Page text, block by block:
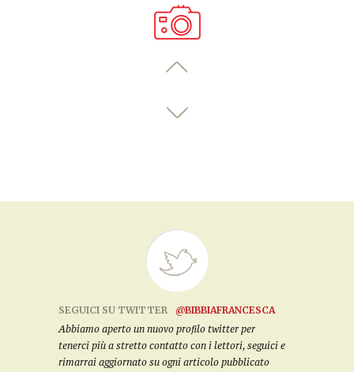
SEGUICI SU TWITTER
@BIBBIAFRANCESCA
Abbiamo aperto un nuovo profilo twitter per
tenerci più a stretto contatto con i lettori, seguici e
rimarrai aggiornato su ogni articolo pubblicato